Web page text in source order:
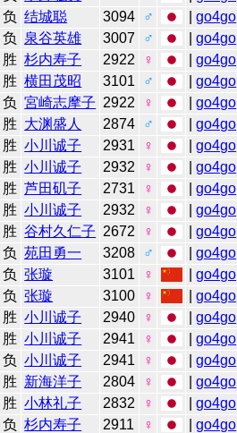
负 结城聪 3094 ♂ |go4go
负 泉谷英雄 3007 ♂ |go4go
胜 杉内寿子 2922 ♀ |go4go
胜 横田茂昭 3101 ♂ |go4go
负 宮崎志摩子 2922 ♀ |go4go
胜 大渊盛人 2874 ♂ |go4go
胜 小川诚子 2931 ♀ |go4go
胜 小川诚子 2932 ♀ |go4go
胜 芦田矶子 2731 ♀ |go4go
胜 小川诚子 2932 ♀ |go4go
胜 谷村久仁子 2672 ♀ |go4go
负 苑田勇一 3208 ♂ |go4go
负 张璇 3101 ♀ |go4go
负 张璇 3100 ♀ |go4go
胜 小川诚子 2940 ♀ |go4go
胜 小川诚子 2941 ♀ |go4go
负 小川诚子 2941 ♀ |go4go
胜 新海洋子 2804 ♀ |go4go
胜 小林礼子 2832 ♀ |go4go
负 杉内寿子 2911 ♀ |go4go